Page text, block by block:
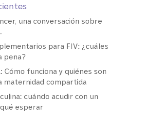
una conversación sobre
para FIV: ¿cuáles
pena?
Cómo funciona y quiénes son
maternidad compartida
cuándo acudir con un
esperar